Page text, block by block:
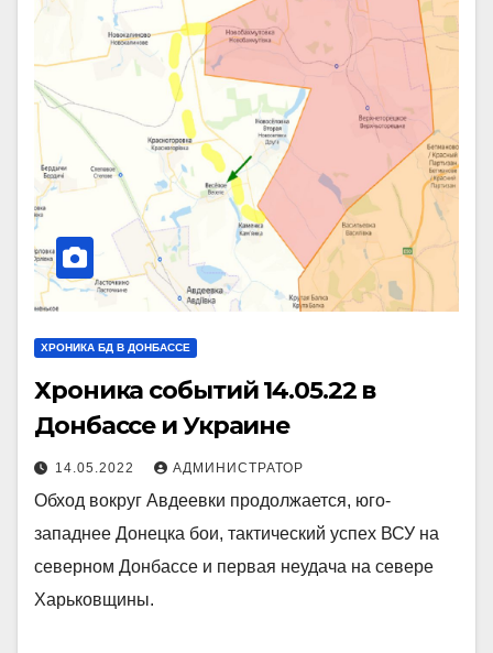
ХРОНИКА БД В ДОНБАССЕ
Хроника событий 14.05.22 в
Донбассе и Украине
14.05.2022 АДМИНИСТРАТОР
Обход вокруг Авдеевки продолжается, юго-
западнее Донецка бои, тактический успех ВСУ на
северном Донбассе и первая неудача на севере
Харьковщины.